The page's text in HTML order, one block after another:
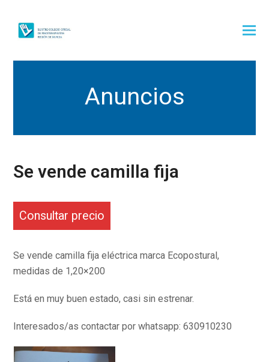
Anuncios
Se vende camilla fija
Consultar precio
Se vende camilla fija eléctrica marca Ecopostural,
medidas de 1,20×200
Está en muy buen estado, casi sin estrenar.
Interesados/as contactar por whatsapp: 630910230